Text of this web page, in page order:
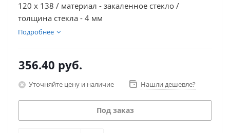
120 х 138 / материал - закаленное стекло /
толщина стекла - 4 мм
Подробнее
356.40 руб.
Уточняйте цену и наличие Нашли дешевле?
Под заказ